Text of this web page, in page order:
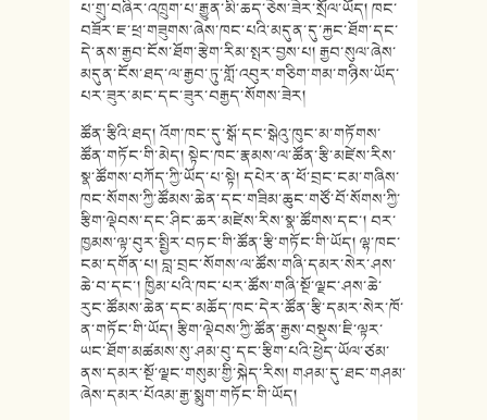
པ་གྲུ་བཞིར་འཁྲུག་པ་རྒྱུན་མི་ཆད་ཅེས་ཟེར་སྲོལ་ཡོད། ཁང་
བཟོར་ཇ་ཕྲ་གཟུགས་ཞེས་ཁང་པའི་མདུན་དུ་རྐྱང་ཐོག་དང་
དེ་ནས་རྒྱབ་ངོས་ཐོག་རྩེག་རིམ་སྤར་བྱས་པ། རྒྱབ་སུལ་ཞེས་
མདུན་ངོས་ཐད་ལ་རྒྱབ་ཏུ་གློ་འབུར་གཅིག་གམ་གཉིས་ཡོད་
པར་ཟུར་མང་དང་ཟུར་བརྒྱད་སོགས་ཟེར།
ཚོན་རྩིའི་ཐད། འོག་ཁང་དུ་སྒོ་དང་སྒེའུ་ཁུང་མ་གཏོགས་
ཚོན་གཏོང་གི་མེད། སྟེང་ཁང་རྣམས་ལ་ཚོན་རྩི་མཛེས་རིས་
སྣ་ཚོགས་བཀོད་ཀྱི་ཡོད་པ་སྟེ། དཔེར་ན་ཕོ་བྲང་ངམ་གཞིས་
ཁང་སོགས་ཀྱི་ཚོམས་ཆེན་དང་གཟིམ་ཆུང་གཙོ་བོ་སོགས་ཀྱི་
རྩིག་ལྡེབས་དང་ཤིང་ཆར་མཛེས་རིས་སྣ་ཚོགས་དང་། བར་
ཁྱམས་ལྟ་བུར་སྤྱིར་བཏང་གི་ཚོན་རྩི་གཏོང་གི་ཡོད། ལྷ་ཁང་
ངམ་དགོན་པ། བླ་བྲང་སོགས་ལ་ཚོས་གཞི་དམར་སེར་ཤས་
ཆེ་བ་དང་། ཁྱིམ་པའི་ཁང་པར་ཚོས་གཞི་སྔོ་ལྗང་ཤས་ཆེ་
རུང་ཚོམས་ཆེན་དང་མཆོད་ཁང་དེར་ཚོན་རྩི་དམར་སེར་ཁོ་
ན་གཏོང་གི་ཡོད། རྩིག་ལྡེབས་ཀྱི་ཚོན་རྒྱས་བསྡུས་ཇི་ལྟར་
ཡང་ཐོག་མཚམས་སུ་ཤམ་བུ་དང་རྩིག་པའི་ཕྱེད་ཡོལ་ཙམ་
ནས་དམར་སྔོ་ལྗང་གསུམ་གྱི་སྐེད་རིས། གཤམ་དུ་ཐང་གཤམ་
ཞེས་དམར་པོའམ་རྒྱ་སྨུག་གཏོང་གི་ཡོད།